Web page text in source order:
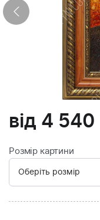
від 4 540
Розмір картини